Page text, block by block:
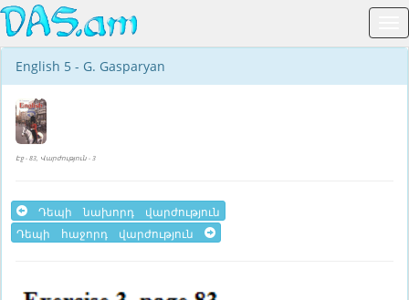
English 5 - G. Gasparyan
Էջ - 83, Վարժություն - 3
Դեպի նախորդ վարժություն
Դեպի հաջորդ վարժություն